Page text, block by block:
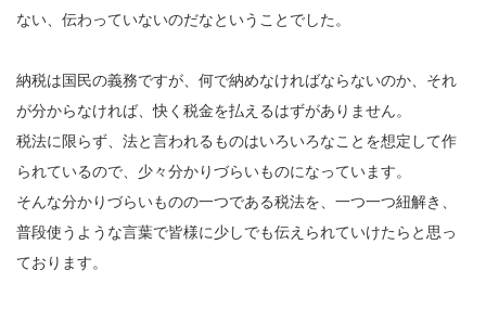
ない、伝わっていないのだなということでした。
納税は国民の義務ですが、何で納めなければならないのか、それ
が分からなければ、快く税金を払えるはずがありません。
税法に限らず、法と言われるものはいろいろなことを想定して作
られているので、少々分かりづらいものになっています。
そんな分かりづらいものの一つである税法を、一つ一つ紐解き、
普段使うような言葉で皆様に少しでも伝えられていけたらと思っ
ております。